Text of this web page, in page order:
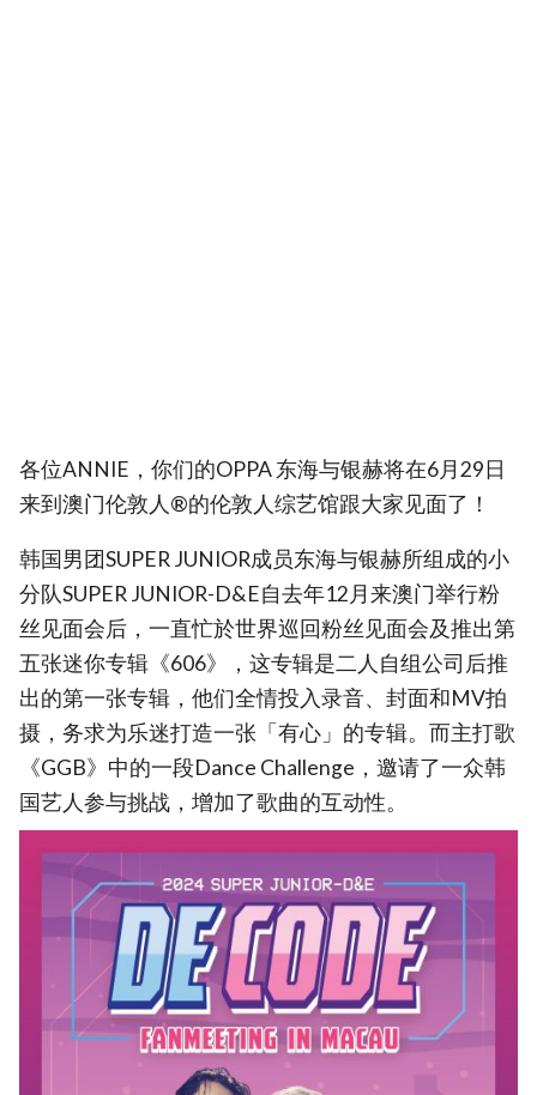
各位ANNIE，你们的OPPA 东海与银赫将在6月29日
来到澳门伦敦人®的伦敦人综艺馆跟大家见面了！
韩国男团SUPER JUNIOR成员东海与银赫所组成的小
分队SUPER JUNIOR-D&E自去年12月来澳门举行粉
丝见面会后，一直忙於世界巡回粉丝见面会及推出第
五张迷你专辑《606》，这专辑是二人自组公司后推
出的第一张专辑，他们全情投入录音、封面和MV拍
摄，务求为乐迷打造一张「有心」的专辑。而主打歌
《GGB》中的一段Dance Challenge，邀请了一众韩
国艺人参与挑战，增加了歌曲的互动性。